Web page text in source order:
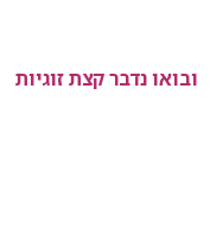
ובואו נדבר קצת זוגיות